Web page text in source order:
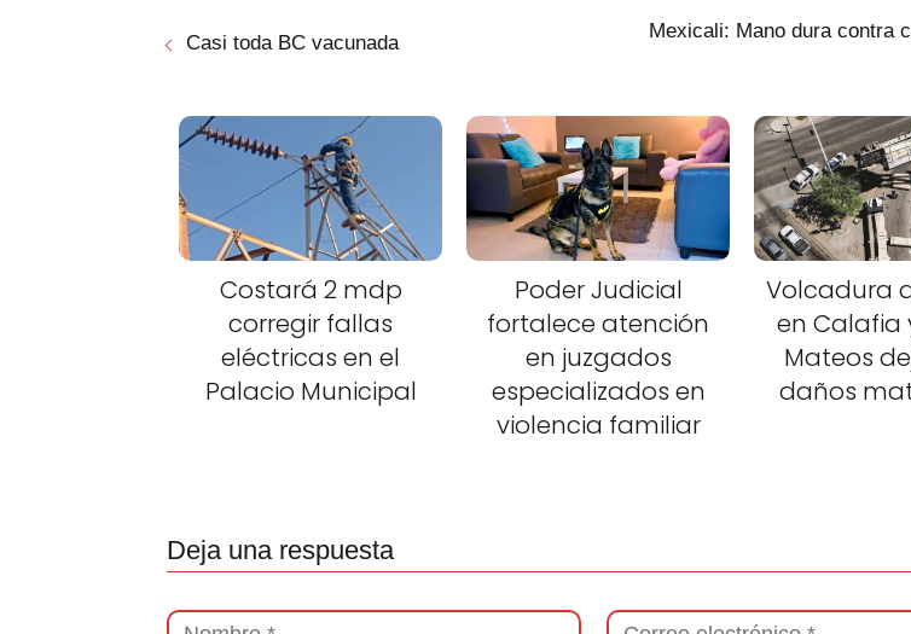
Casi toda BC vacunada
Mexicali: Mano dura contra
Costará 2 mdp
corregir fallas
eléctricas en el
Palacio Municipal
Poder Judicial
fortalece atención
en juzgados
especializados en
violencia familiar
Volcadura
en Calafia
Mateos
daños
Deja una respuesta